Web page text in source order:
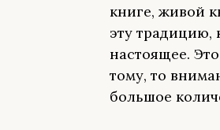
книге, живой
эту традицию,
настоящее.
тому, то
большое